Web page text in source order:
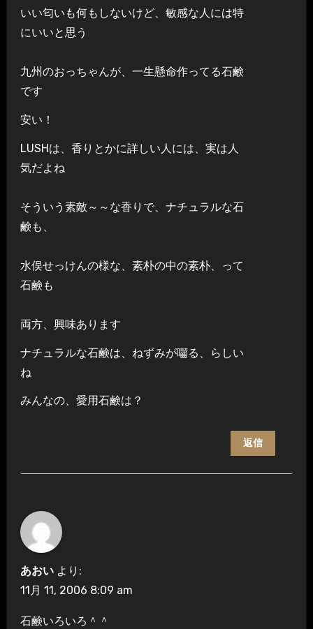
いい匂いも何もしないけど、敏感な人には特
にいいと思う
九州のおっちゃんが、一生懸命作ってる石鹸
です
安い！
LUSHは、香りとかに詳しい人には、実は人
気だよね
そういう素敵～～な香りで、ナチュラルな石
鹸も、
水俣せっけんの様な、素朴の中の素朴、って
石鹸も
両方、興味あります
ナチュラルな石鹸は、ねずみが囓る、らしい
ね
みんなの、愛用石鹸は？
返信
あおい より:
11月 11, 2006 8:09 am
石鹸いろいろ＾＾